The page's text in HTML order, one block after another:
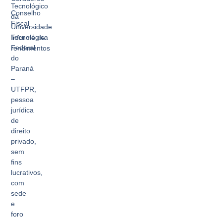
Tecnológico
da
Universidade
Tecnológica
Federal
do
Paraná
–
UTFPR,
pessoa
jurídica
de
direito
privado,
sem
fins
lucrativos,
com
sede
e
foro
Conselho
Fiscal
Informe de
rendimentos